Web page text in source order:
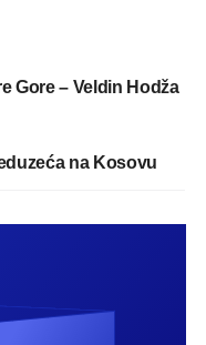
Gore – Veldin Hodža
na Kosovu